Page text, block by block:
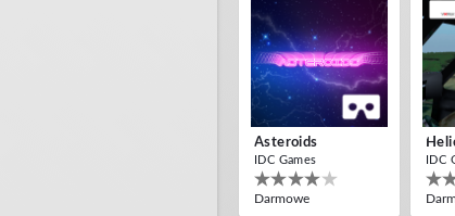
Asteroids
IDC Games
Darmowe
IDC